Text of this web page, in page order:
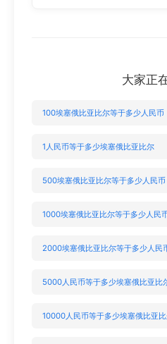
大家正
100埃塞俄比亚比尔等于多少人民币
1人民币等于多少埃塞俄比亚比尔
500埃塞俄比亚比尔等于多少人民币
1000埃塞俄比亚比尔等于多少人民
2000埃塞俄比亚比尔等于多少人民
5000人民币等于多少埃塞俄比亚比
10000人民币等于多少埃塞俄比亚